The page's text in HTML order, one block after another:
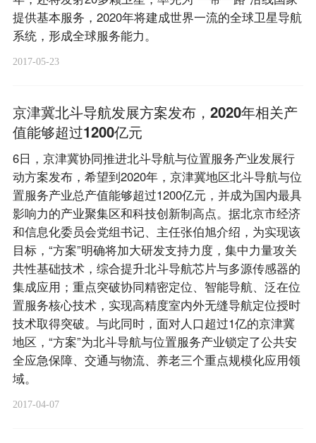
提供基本服务，2020年将建成世界一流的全球卫星导航
系统，形成全球服务能力。
2017-05-23
京津冀北斗导航发展方案发布，2020年相关产
值能够超过1200亿元
6日，京津冀协同推进北斗导航与位置服务产业发展行
动方案发布，希望到2020年，京津冀地区北斗导航与位
置服务产业总产值能够超过1200亿元，并成为国内最具
影响力的产业聚集区和科技创新制高点。据北京市经济
和信息化委员会党组书记、主任张伯旭介绍，为实现该
目标，“方案”明确将加大研发支持力度，集中力量攻关
共性基础技术，综合提升北斗导航芯片与多源传感器的
集成应用；重点突破协同精密定位、智能导航、泛在位
置服务核心技术，实现高精度室内外无缝导航定位授时
技术取得突破。与此同时，面对人口超过1亿的京津冀
地区，“方案”为北斗导航与位置服务产业锁定了公共安
全应急保障、交通与物流、养老三个重点规模化应用领
域。
2017-04-07